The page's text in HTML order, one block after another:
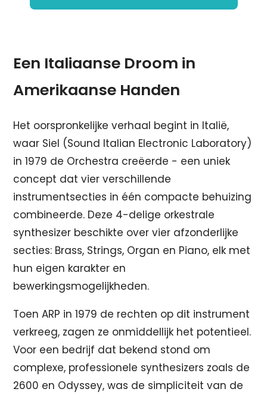
Een Italiaanse Droom in
Amerikaanse Handen
Het oorspronkelijke verhaal begint in Italië,
waar Siel (Sound Italian Electronic Laboratory)
in 1979 de Orchestra creëerde - een uniek
concept dat vier verschillende
instrumentsecties in één compacte behuizing
combineerde. Deze 4-delige orkestrale
synthesizer beschikte over vier afzonderlijke
secties: Brass, Strings, Organ en Piano, elk met
hun eigen karakter en
bewerkingsmogelijkheden.
Toen ARP in 1979 de rechten op dit instrument
verkreeg, zagen ze onmiddellijk het potentieel.
Voor een bedrijf dat bekend stond om
complexe, professionele synthesizers zoals de
2600 en Odyssey, was de simpliciteit van de